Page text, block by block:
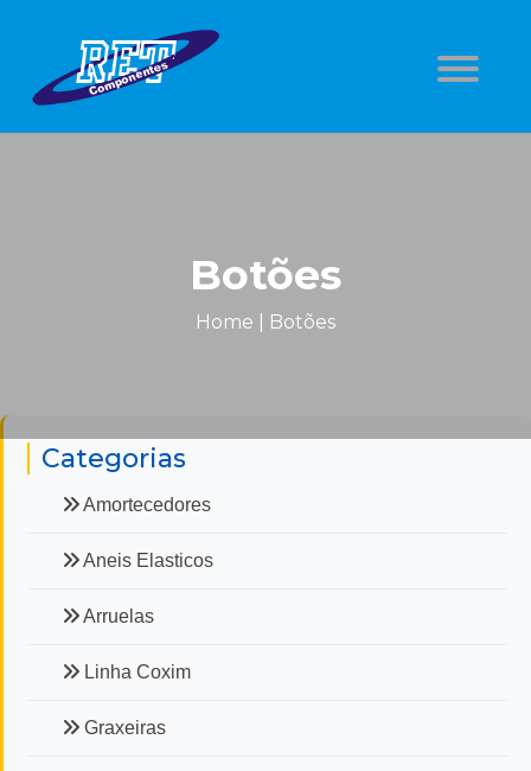
Botões
Home Botões
Categorias
Amortecedores
Aneis Elasticos
Arruelas
Linha Coxim
Graxeiras